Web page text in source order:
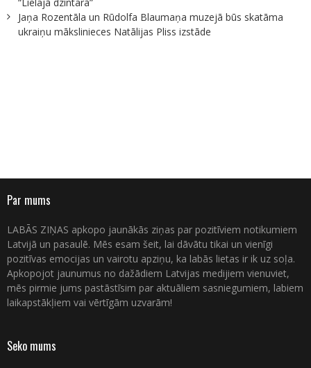
Jaņa Rozentāla un Rūdolfa Blaumaņa muzejā būs skatāma
ukraiņu mākslinieces Natālijas Pliss izstāde
Par mums
LABĀS ZIŅAS apkopo jaunākās ziņas par pozitīviem notikumiem
Latvijā un pasaulē. Mēs esam šeit, lai dāvātu tikai un vienīgi
pozitīvas emocijas un vairotu apziņu, ka labās lietas ir ik uz soļa.
Apkopojot jaunumus no dažādiem Latvijas medijiem vienuviet,
mēs pirmie jums pastāstīsim par aktuāliem sasniegumiem, labiem
laikapstākļiem vai vērtīgām uzvarām!
Seko mums